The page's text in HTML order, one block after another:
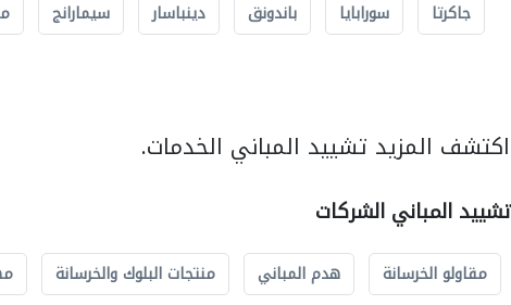
جاكرتا سورابايا باندونق دينباسار سيمارانج
اكتشف المزيد تشييد المباني الخدمات.
تشييد المباني الشركات
مقاولو الخرسانة هدم المباني منتجات البلوك والخرسانة